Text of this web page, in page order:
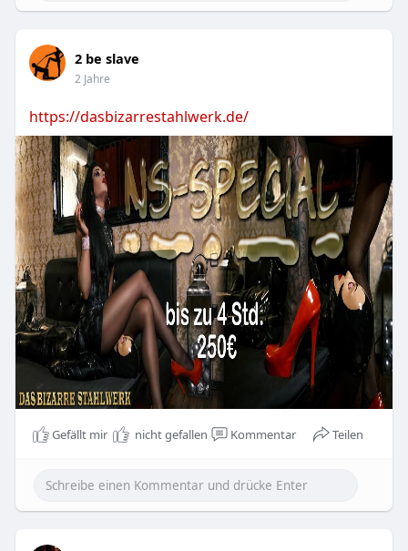
2 be slave
2 Jahre
https://dasbizarrestahlwerk.de/
Gefällt mir nicht gefallen Kommentar Teilen